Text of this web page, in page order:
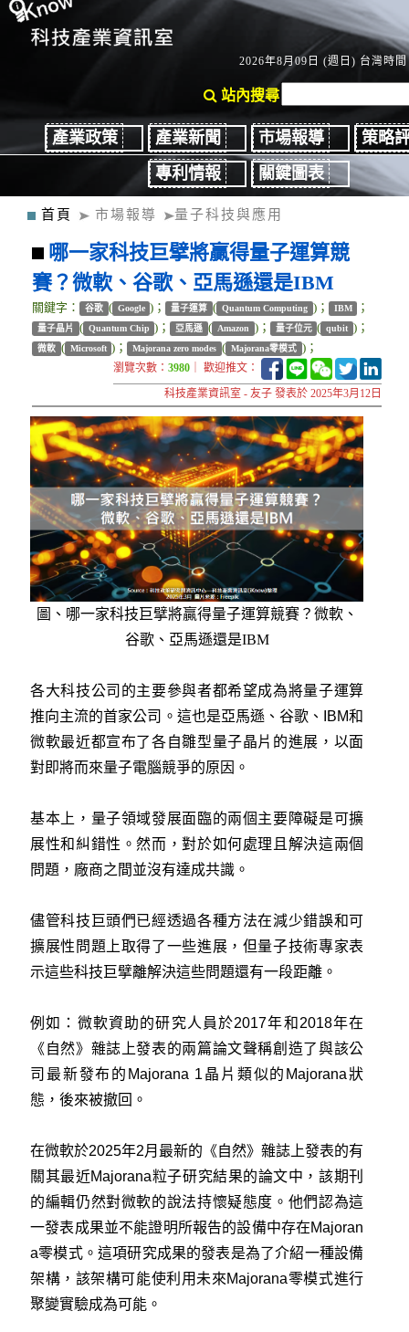
2026年8月09日 (週日) 台灣時間
站內搜尋
產業政策 產業新聞 市場報導
策略
專利情報
關鍵圖表
首頁 市場報導 量子科技與應用
哪一家科技巨擘將贏得量子運算競
賽？微軟、谷歌、亞馬遜還是IBM
關鍵字： 谷歌 ( Google )； 量子運算 ( Quantum Computing )； IBM ；
量子晶片 ( Quantum Chip )； 亞馬遜 ( Amazon )； 量子位元 ( qubit )；
微軟 ( Microsoft )； Majorana zero modes ( Majorana零模式 )；
瀏覽次數：3980 ｜ 歡迎推文：
科技產業資訊室 - 友子 發表於 2025年3月12日
圖、 哪一家科技巨擘將贏得量子運算競賽？微軟、
谷歌、亞馬遜還是IBM
各大科技公司的主要參與者都希望成為將量子運算
推向主流的首家公司。這也是亞馬遜、谷歌、IBM和
微軟最近都宣布了各自雛型量子晶片的進展，以面
對即將而來量子電腦競爭的原因。
基本上，量子領域發展面臨的兩個主要障礙是可擴
展性和糾錯性。然而，對於如何處理且解決這兩個
問題，廠商之間並沒有達成共識。
儘管科技巨頭們已經透過各種方法在減少錯誤和可
擴展性問題上取得了一些進展，但量子技術專家表
示這些科技巨擘離解決這些問題還有一段距離。
例如：微軟資助的研究人員於2017年和2018年在
《自然》雜誌上發表的兩篇論文聲稱創造了與該公
司最新發布的Majorana 1晶片類似的Majorana狀
態，後來被撤回。
在微軟於2025年2月最新的《自然》雜誌上發表的有
關其最近Majorana粒子研究結果的論文中，該期刊
的編輯仍然對微軟的說法持懷疑態度。他們認為這
一發表成果並不能證明所報告的設備中存在Majoran
a零模式。這項研究成果的發表是為了介紹一種設備
架構，該架構可能使利用未來Majorana零模式進行
聚變實驗成為可能。